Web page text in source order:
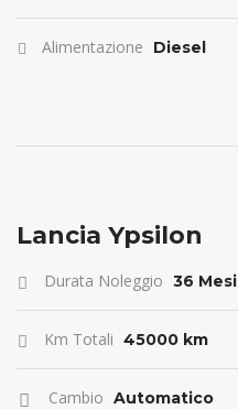
Alimentazione Diesel
ANTICIPO 0
Lancia Ypsilon
Durata Noleggio 36 Mesi
Km Totali 45000 km
Cambio Automatico